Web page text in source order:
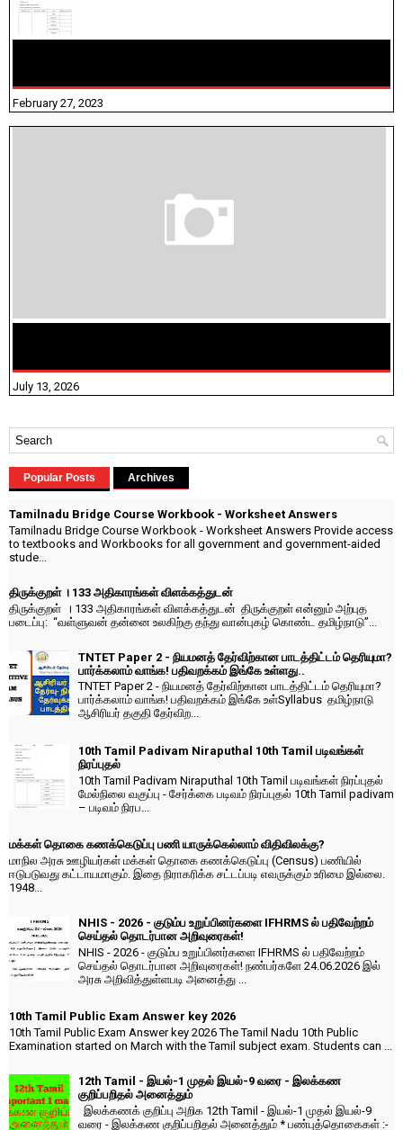
February 27, 2023
July 13, 2026
Popular Posts Archives
Tamilnadu Bridge Course Workbook - Worksheet Answers
Tamilnadu Bridge Course Workbook - Worksheet Answers Provide access
to textbooks and Workbooks for all government and government-aided
stude...
திருக்குறள் । 133 அதிகாரங்கள் விளக்கத்துடன்
திருக்குறள் । 133 அதிகாரங்கள் விளக்கத்துடன் திருக்குறள் என்னும் அற்புத
படைப்பு: “வள்ளுவன் தன்னை உலகிற்கு தந்து வான்புகழ் கொண்ட தமிழ்நாடு”...
TNTET Paper 2 - நியமனத் தேர்விற்கான பாடத்திட்டம் தெரியுமா?
பார்க்கலாம் வாங்க! பதிவறக்கம் இங்கே உள்ளது..
TNTET Paper 2 - நியமனத் தேர்விற்கான பாடத்திட்டம் தெரியுமா?
பார்க்கலாம் வாங்க! பதிவறக்கம் இங்கே உள்Syllabus தமிழ்நாடு
ஆசிரியர் தகுதி தேர்விற...
10th Tamil Padivam Niraputhal 10th Tamil படிவங்கள்
நிரப்புதல்
10th Tamil Padivam Niraputhal 10th Tamil படிவங்கள் நிரப்புதல்
மேல்நிலை வகுப்பு - சேர்க்கை படிவம் நிரப்புதல் 10th Tamil padivam
– படிவம் நிரப...
மக்கள் தொகை கணக்கெடுப்பு பணி யாருக்கெல்லாம் விதிவிலக்கு?
மாநில அரசு ஊழியர்கள் மக்கள் தொகை கணக்கெடுப்பு (Census) பணியில்
ஈடுபடுவது கட்டாயமாகும். இதை நிராகரிக்க சட்டப்படி எவருக்கும் உரிமை இல்லை.
1948...
NHIS - 2026 - குடும்ப உறுப்பினர்களை IFHRMS ல் பதிவேற்றம்
செய்தல் தொடர்பான அறிவுரைகள்!
NHIS - 2026 - குடும்ப உறுப்பினர்களை IFHRMS ல் பதிவேற்றம்
செய்தல் தொடர்பான அறிவுரைகள்! நண்பர்களே 24.06.2026 இல்
அரசு அறிவித்துள்ளபடி அனைத்து ...
10th Tamil Public Exam Answer key 2026
10th Tamil Public Exam Answer key 2026 The Tamil Nadu 10th Public
Examination started on March with the Tamil subject exam. Students can ...
12th Tamil - இயல்-1 முதல் இயல்-9 வரை - இலக்கண
குறிப்பறிதல் அனைத்தும்
இலக்கணக் குறிப்பு அறிக 12th Tamil - இயல்-1 முதல் இயல்-9
வரை - இலக்கண குறிப்பறிதல் அனைத்தும் * பண்புத்தொகைகள் :-